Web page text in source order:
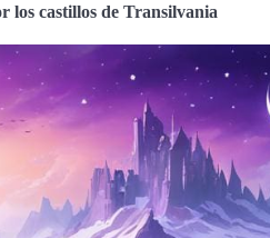
los castillos de Transilvania